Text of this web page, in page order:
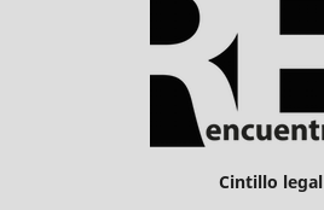
Cintillo legal